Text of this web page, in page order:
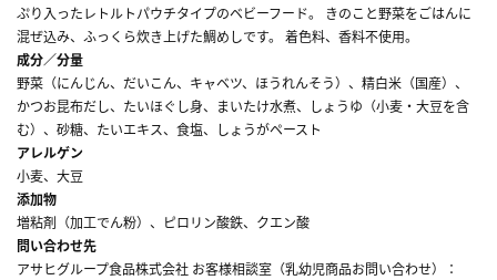
ぷり入ったレトルトパウチタイプのベビーフード。 きのこと野菜をごはんに
混ぜ込み、ふっくら炊き上げた鯛めしです。 着色料、香料不使用。
成分／分量
野菜（にんじん、だいこん、キャベツ、ほうれんそう）、精白米（国産）、
かつお昆布だし、たいほぐし身、まいたけ水煮、しょうゆ（小麦・大豆を含
む）、砂糖、たいエキス、食塩、しょうがペースト
アレルゲン
小麦、大豆
添加物
増粘剤（加工でん粉）、ピロリン酸鉄、クエン酸
問い合わせ先
アサヒグループ食品株式会社 お客様相談室（乳幼児商品お問い合わせ）：